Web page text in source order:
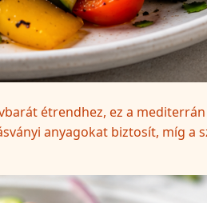
étrendhez, ez a
anyagokat biztosít, míg a